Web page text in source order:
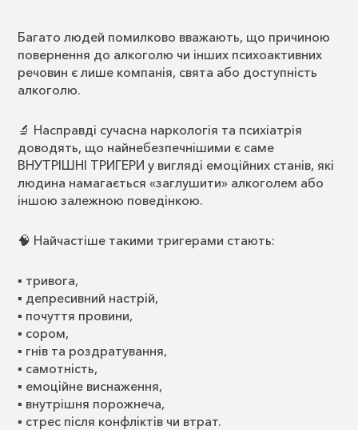
Багато людей помилково вважають, що причиною
повернення до алкоголю чи інших психоактивних
речовин є лише компанія, свята або доступність
алкоголю.
🔬 Насправді сучасна наркологія та психіатрія
доводять, що найнебезпечнішими є саме
ВНУТРІШНІ ТРИГЕРИ у вигляді емоційних станів, які
людина намагається «заглушити» алкоголем або
іншою залежною поведінкою.
🧠 Найчастіше такими тригерами стають:
▪️ тривога,
▪️ депресивний настрій,
▪️ почуття провини,
▪️ сором,
▪️ гнів та роздратування,
▪️ самотність,
▪️ емоційне виснаження,
▪️ внутрішня порожнеча,
▪️ стрес після конфліктів чи втрат.